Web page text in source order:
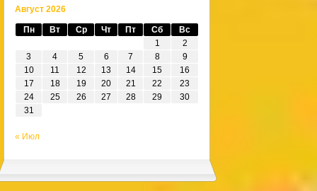
Август 2026
Пн Вт Ср Чт Пт Сб
Вс
1
2
3
4 5 6 7 8
9
10
11 12 13 14 15
16
17
18 19 20 21 22
23
24
25 26 27 28 29
30
31
« Июл